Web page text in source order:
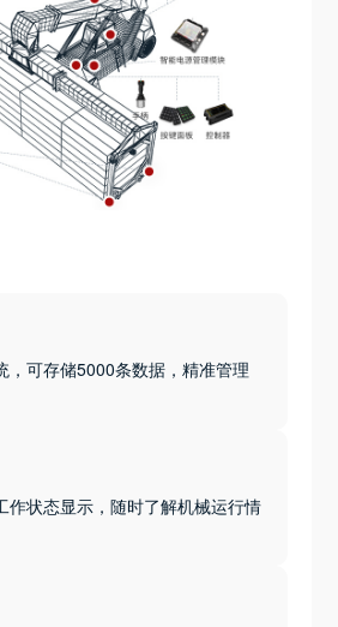
，可存储5000条数据，精准管理
作状态显示，随时了解机械运行情